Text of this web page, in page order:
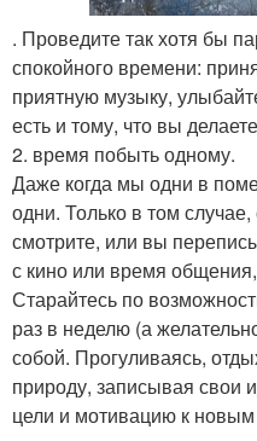
. Проведите так хотя бы
спокойного времени:
приятную музыку,
есть и тому, что вы
2. время побыть одному.
Даже когда мы одни в
одни. Только в том
смотрите, или вы
с кино или время
Старайтесь по
раз в неделю (а
собой. Прогуливаясь,
природу, записывая свои
цели и мотивацию к